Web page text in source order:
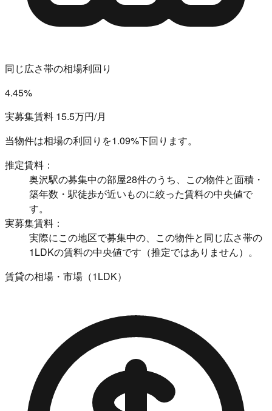
同じ広さ帯の相場利回り
4.45%
実募集賃料 15.5万円/月
当物件は相場の利回りを1.09%下回ります。
推定賃料：
奥沢駅の募集中の部屋28件のうち、この物件と面積・
築年数・駅徒歩が近いものに絞った賃料の中央値で
す。
実募集賃料：
実際にこの地区で募集中の、この物件と同じ広さ帯の
1LDKの賃料の中央値です（推定ではありません）。
賃貸の相場・市場（1LDK）